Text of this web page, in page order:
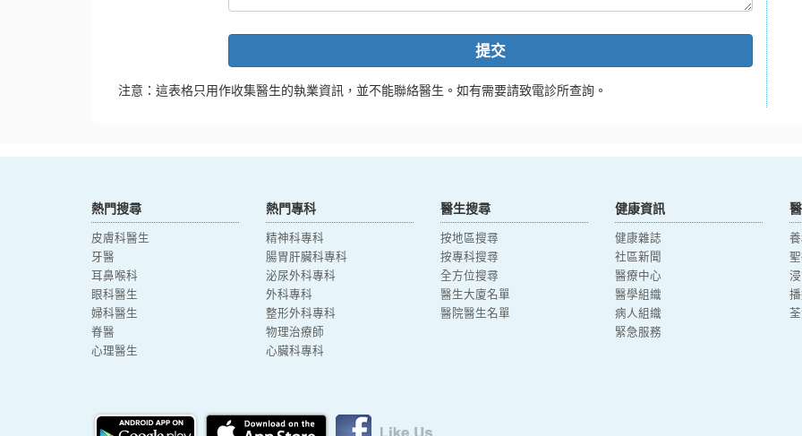
提交
注意：這表格只用作收集醫生的執業資訊，並不能聯絡醫生。如有需要請致電診所查詢。
熱門搜尋
皮膚科醫生
牙醫
耳鼻喉科
眼科醫生
婦科醫生
脊醫
心理醫生
熱門專科
精神科專科
腸胃肝臟科專科
泌尿外科專科
外科專科
整形外科專科
物理治療師
心臟科專科
醫生搜尋
按地區搜尋
按專科搜尋
全方位搜尋
醫生大廈名單
醫院醫生名單
健康資訊
健康雜誌
社區新聞
醫療中心
醫學組織
病人組織
緊急服務